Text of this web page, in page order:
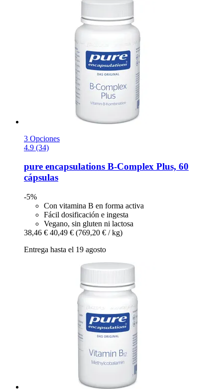
3 Opciones
4.9 (34)
pure encapsulations B-​Complex Plus, 60
cápsulas
-5%
Con vitamina B en forma activa
Fácil dosificación e ingesta
Vegano, sin gluten ni lactosa
38,46 € 40,49 € (769,20 € / kg)
Entrega hasta el 19 agosto